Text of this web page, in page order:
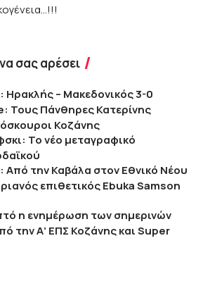
σας αρέσει
Hρακλής – Μακεδονικός 3-0
Τους Πάνθηρες Κατερίνης
Κοζάνης
Το νέο μεταγραφικό
Από την Καβάλα στον Εθνικό Νέου
επιθετικός Ebuka Samson
η ενημέρωση των σημερινών
την Α’ ΕΠΣ Κοζάνης και Super